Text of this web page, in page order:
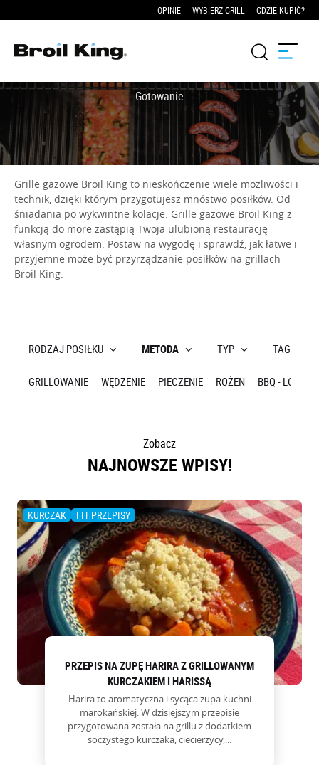
OPINIE WYBIERZ GRILL GDZIE KUPIĆ?
KUCHNIE OGRODOWE
Akcesoria do grillowania
Blog
Przepisy
Grille gazowe Broil King to nieskończenie wiele możliwości i
technik, dzięki którym przygotujesz mnóstwo posiłków. Od
śniadania po wykwintne kolacje. Grille gazowe Broil King z
funkcją do more zastąpią Twoja ulubioną restaurację
własnym ogrodem. Postaw na wygodę i sprawdź, jak łatwe i
przyjemne może być przyrządzanie posiłków na grillach
Broil King.
RODZAJ POSIŁKU METODA TYP TAGI
GRILLOWANIE WĘDZENIE PIECZENIE ROŻEN BBQ - LOW &
Zobacz
NAJNOWSZE WPISY!
KURCZAK FIT PRZEPISY
PRZEPIS NA ZUPĘ HARIRA Z GRILLOWANYM
KURCZAKIEM I HARISSĄ
Harira to aromatyczna i sycąca zupa kuchni
marokańskiej. W dzisiejszym przepisie
przygotowana została na grillu z dodatkiem
soczystego kurczaka, ciecierzycy,...